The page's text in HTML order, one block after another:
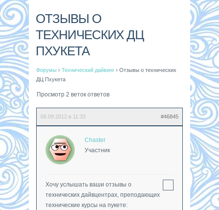
ОТЗЫВЫ О
ТЕХНИЧЕСКИХ ДЦ
ПХУКЕТА
Форумы › Технический дайвинг › Отзывы о технических
ДЦ Пхукета
Просмотр 2 веток ответов
06.09.2012 в 11:33 #46845
Chaster
Участник
Хочу услышать ваши отзывы о
технических дайвцентрах, преподающих
технические курсы на пукете: